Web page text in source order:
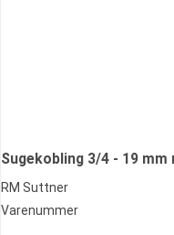
Sugekobling 3/4 - 19 mm
RM Suttner
Varenummer